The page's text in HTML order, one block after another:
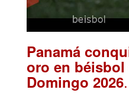
Panamá
oro en béisbol
Domingo 2026